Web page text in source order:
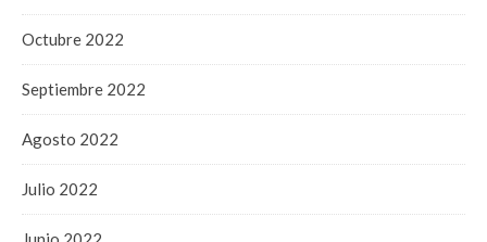
Octubre 2022
Septiembre 2022
Agosto 2022
Julio 2022